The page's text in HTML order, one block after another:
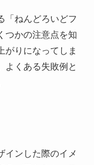
「ねんどろいどフ
つかの注意点を知
がりになってしま
よくある失敗例と
インした際のイメ